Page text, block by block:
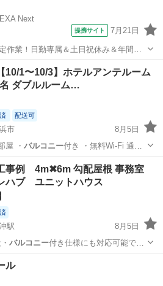
Next
提携サイト 7月21日
作業！日勤専属＆土日祝休み＆年間休
★マイカー通勤OK＆無料駐車場あり
り！《茨城県常陸大宮市》 人気の
工...
10/1〜10/3】ホテルアンテルーム
ダブルルーム…
配送可
市
8月5日
屋 ・ バルコニー付き ・無料Wi-Fi 通常
行券
事例 4m✖︎6m 勾配屋根 事務室
ハブ ユニットハウス
駅
8月5日
・ バルコニー付き仕様にも対応可能で、
ル